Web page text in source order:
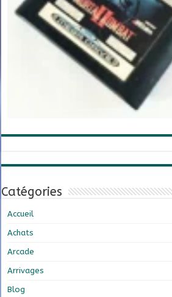
Catégories
Accueil
Achats
Arcade
Arrivages
Blog